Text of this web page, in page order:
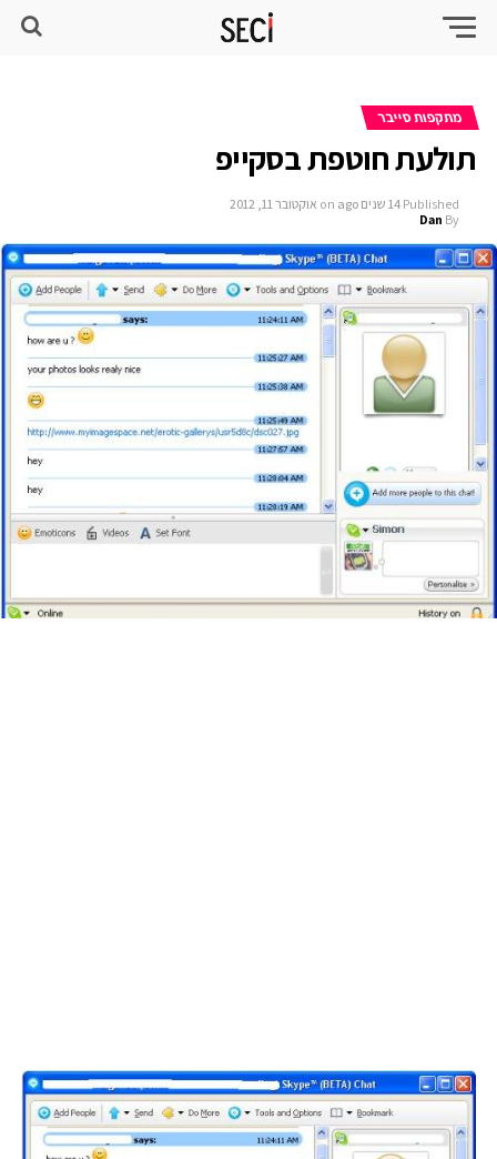
מתקפות סייבר
תולעת חוטפת בסקייפ
Published 14 שנים ago on אוקטובר 11, 2012
By
Dan